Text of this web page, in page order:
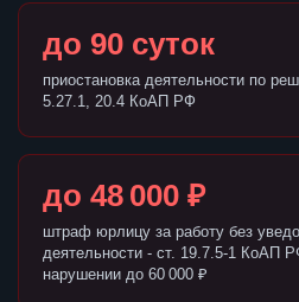
до 90 суток
приостановка деятельности по
5.27.1, 20.4 КоАП РФ
до 48 000 ₽
штраф юрлицу за работу без
деятельности - ст. 19.7.5-1 КоАП
нарушении до 60 000 ₽